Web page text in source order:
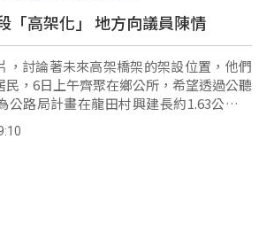
「高架化」 地方向議員陳情
，討論著未來高架橋架的架設位置，他們
民，6日上午齊聚在鄉公所，希望透過公聽
公路局計畫在龍田村興建長約1.63公里的
人快速連接至卑南鄉初鹿村；然而，部分
恐衝擊當地溫泉觀光，影響經濟發展，因